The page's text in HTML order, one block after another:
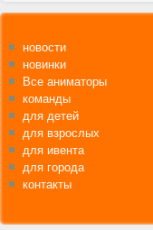
новости
новинки
Все аниматоры
команды
для детей
для взрослых
для ивента
для города
контакты